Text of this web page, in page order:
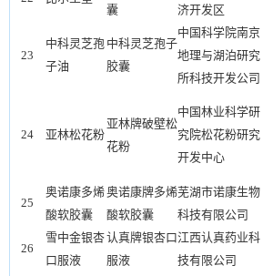
囊
济开发区
23
中科灵芝孢
子油
中科灵芝孢子
胶囊
中国科学院南京
地理与湖泊研究
所科技开发公司
24 亚林松花粉
亚林牌破壁松
花粉
中国林业科学研
究院松花粉研究
开发中心
25
奥诺康多烯
酸软胶囊
奥诺康牌多烯
酸软胶囊
芜湖市诺康生物
科技有限公司
26
雪中金银杏
口服液
认真牌银杏口
服液
江西认真药业科
技有限公司